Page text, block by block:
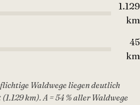
1.129
km
45
km
Waldwege liegen deutlich
km). A = 54 % aller Waldwege